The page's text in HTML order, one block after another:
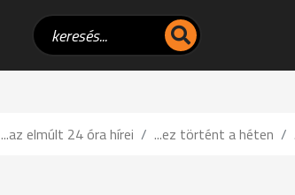
...az elmúlt 24 óra hírei ...ez történt a héten